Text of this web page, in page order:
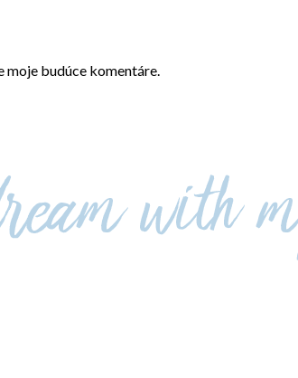
moje budúce komentáre.